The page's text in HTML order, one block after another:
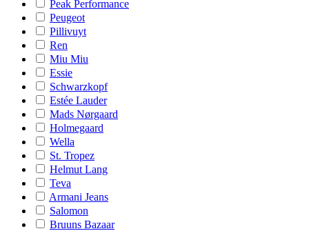
Peak Performance
Peugeot
Pillivuyt
Ren
Miu Miu
Essie
Schwarzkopf
Estée Lauder
Mads Nørgaard
Holmegaard
Wella
St. Tropez
Helmut Lang
Teva
Armani Jeans
Salomon
Bruuns Bazaar